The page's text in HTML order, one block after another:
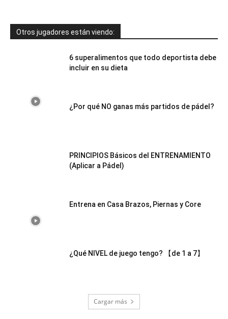
Otros jugadores están viendo:
6 superalimentos que todo deportista debe
incluir en su dieta
¿Por qué NO ganas más partidos de pádel?
PRINCIPIOS Básicos del ENTRENAMIENTO
(Aplicar a Pádel)
Entrena en Casa Brazos, Piernas y Core
¿Qué NIVEL de juego tengo? 【de 1 a 7】
Cargar más